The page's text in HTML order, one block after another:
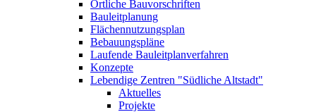
Örtliche Bauvorschriften
Bauleitplanung
Flächennutzungsplan
Bebauungspläne
Laufende Bauleitplanverfahren
Konzepte
Lebendige Zentren "Südliche Altstadt"
Aktuelles
Projekte